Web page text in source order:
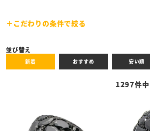
こだわりの条件で絞る
全ての商品
並び替え
新着 おすすめ 安い順
1297件中